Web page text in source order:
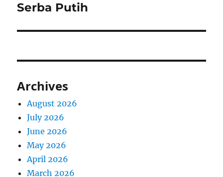
Serba Putih
Archives
August 2026
July 2026
June 2026
May 2026
April 2026
March 2026